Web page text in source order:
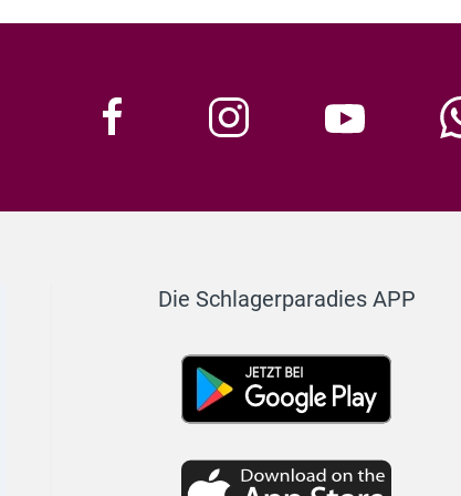
Die Schlagerparadies APP